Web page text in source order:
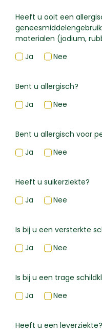
Heeft u ooit een
materialen (jodium,
Ja
Nee
Bent u allergisch?
Ja
Nee
Bent u allergisch voor
Ja
Nee
Heeft u suikerziekte?
Ja
Nee
Is bij u een versterkte
Ja
Nee
Is bij u een trage
Ja
Nee
Heeft u een leverziekte?